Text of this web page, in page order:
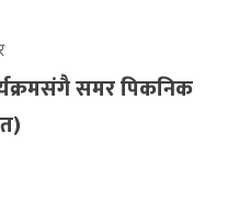
समर पिकनिक